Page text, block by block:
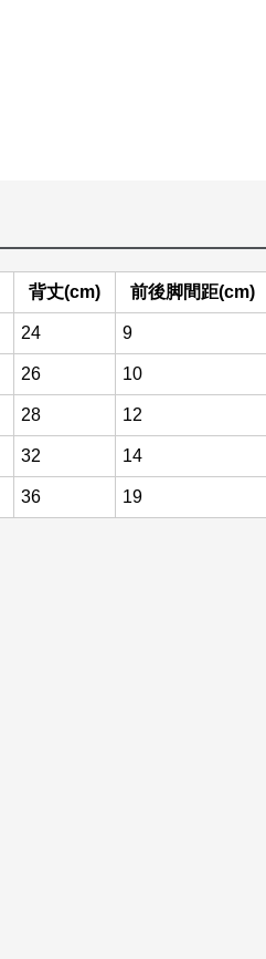
背丈(cm) 前後脚間距(cm)
24 9
26 10
28 12
32 14
36 19